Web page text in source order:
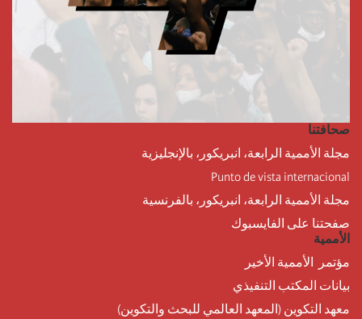
صحافتنا
مجلة الأممية الرابعة، انبريكور، بالإنجليزية
Punto de vista internacional
مجلة الأممية الرابعة، انبريكور، بالفرنسية
صفحتنا على الفايسبوك
الأممية
مؤتمر الأممية الأخير
بيانات المكتب التنفيذي
معهد التكوين (المعهد العالمي للبحث والتكوين)